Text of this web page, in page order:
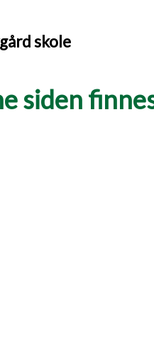
skole
siden